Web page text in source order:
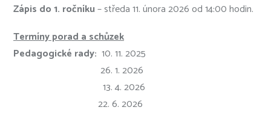
Zápis do 1. ročníku– středa 11. února 2026 od 14:00 hodin.
Termíny porad a schůzek
Pedagogické rady: 10. 11. 2025
26. 1. 2026
13. 4. 2026
22. 6. 2026